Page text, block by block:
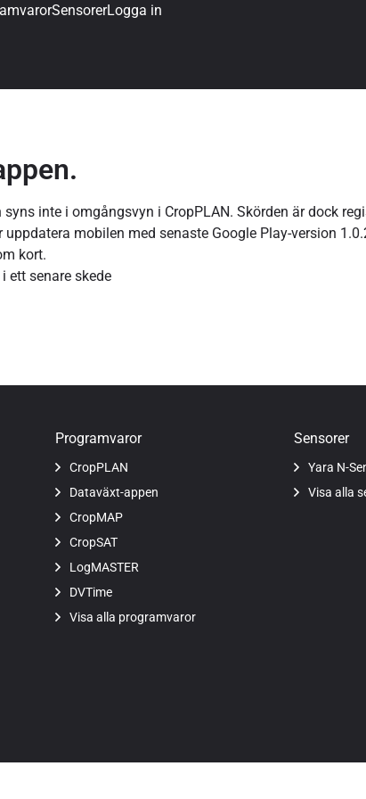
SensorerLogga in
inte i omgångsvyn i CropPLAN. Skörden är dock
mobilen med senaste Google Play-version
kort.
ett senare skede
Programvaror
CropPLAN
Dataväxt-appen
CropMAP
CropSAT
LogMASTER
DVTime
Visa alla programvaror
Sensorer
Yara N-
Visa alla